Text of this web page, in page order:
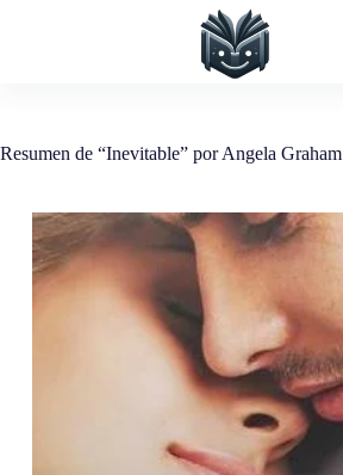
Resumen de “Inevitable” por Angela Graham